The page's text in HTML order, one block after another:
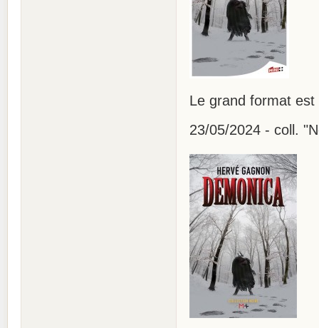
Le grand format
23/05/2024 - coll.